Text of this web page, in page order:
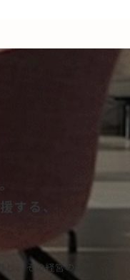
する、
、その経営のあり